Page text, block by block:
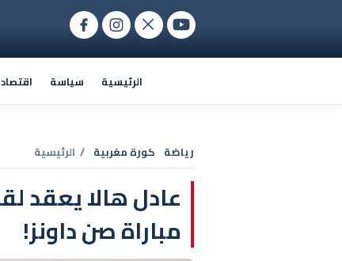
الرئيسية سياسة اقتصاد
رياضة كورة مغربية / الرئيسية
مباراة صن داونز!